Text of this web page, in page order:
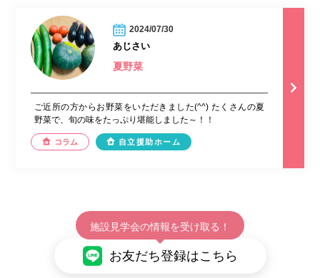
2024/07/30
あじさい
夏野菜
ご近所の方からお野菜をいただきました(^^) たくさんの夏
野菜で、旬の味をたっぷり堪能しました～！！
コラム 自立援助ホーム
施設見学会の情報を受け取る！
お友だち登録はこちら